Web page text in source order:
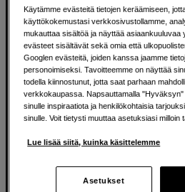
Pidätämme oikeuden
hintojen muutoksiin, toimitusten
loppuunmyyntiin.
Katso kaikki tarjoukset
1 Lajittele
Käytämme evästeitä tietojen keräämiseen,
käyttökokemustasi verkkosivustollamme,
mukauttaa sisältöä ja näyttää asiaankuuluvaa
evästeet sisältävät sekä omia että
Googlen evästeitä, joiden kanssa jaamme
personoimiseksi. Tavoitteemme on näyttää
todella kiinnostunut, jotta saat parhaan
verkkokaupassa. Napsauttamalla
sinulle inspiraatiota ja henkilökohtaisia
sinulle. Voit tietysti muuttaa asetuksiasi milloin
Lue lisää siitä, kuinka käsittelemme
Asetukset